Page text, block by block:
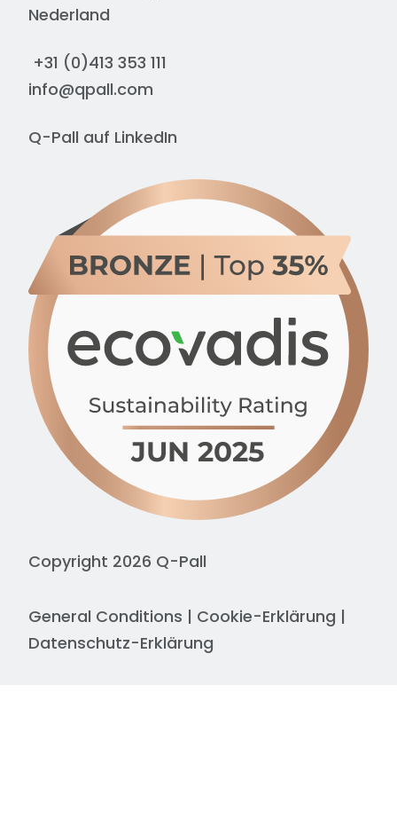
Nederland
+31 (0)413 353 111
info@qpall.com
Q-Pall auf LinkedIn
Copyright 2026 Q-Pall
General Conditions | Cookie-Erklärung |
Datenschutz-Erklärung